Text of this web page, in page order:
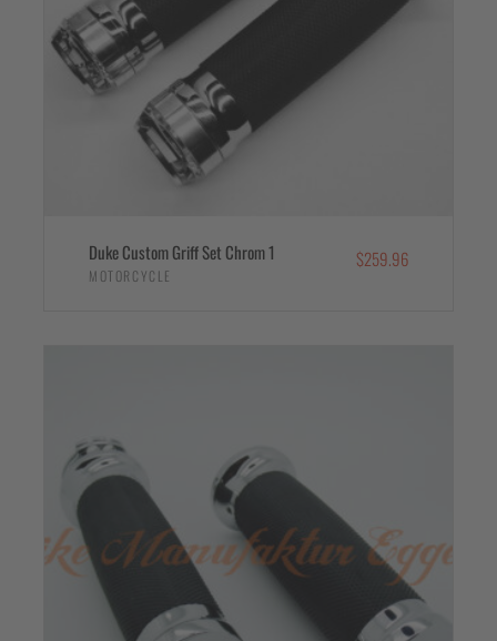
Duke Custom Griff Set Chrom 1
MOTORCYCLE
$259.96